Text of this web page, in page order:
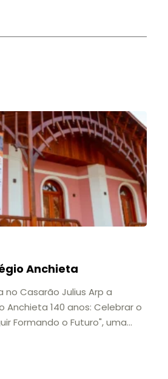
Anchieta
no Casarão Julius Arp a
Anchieta 140 anos: Celebrar o
Formando o Futuro", uma
de ensino de Nova